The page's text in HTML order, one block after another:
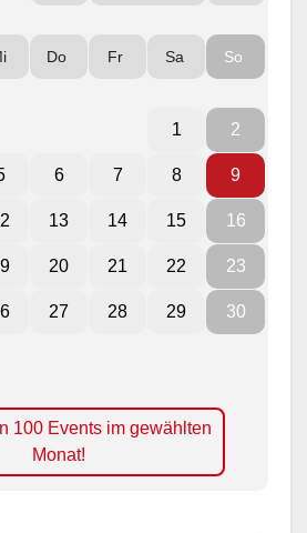
Do Fr Sa So
1 2
6 7 8 9
13 14 15 16
20 21 22 23
27 28 29 30
100 Events im gewählten
Monat!